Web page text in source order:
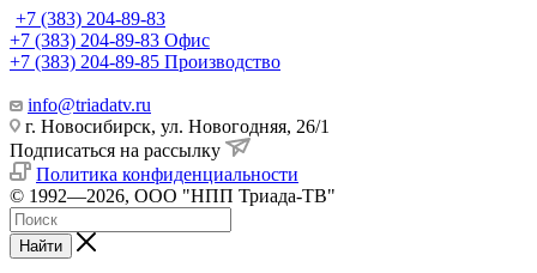
+7 (383) 204-89-83
+7 (383) 204-89-83 Офис
+7 (383) 204-89-85 Производство
info@triadatv.ru
г. Новосибирск, ул. Новогодняя, 26/1
Подписаться на рассылку
Политика конфиденциальности
© 1992—2026, ООО "НПП Триада-ТВ"
Найти